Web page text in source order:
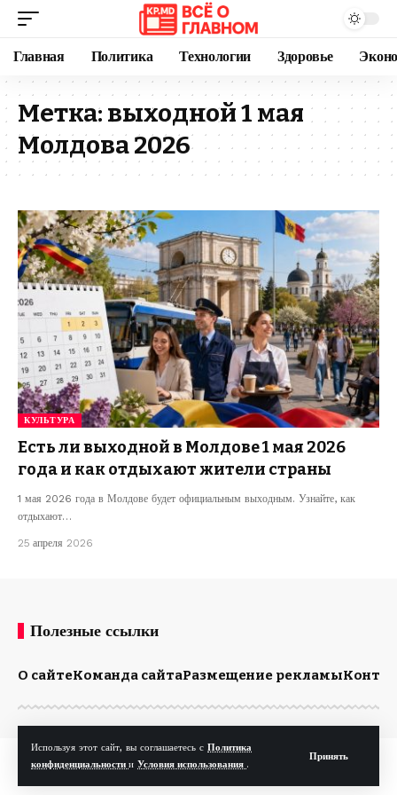
Используя этот сайт, вы соглашаетесь с Политика
конфиденциальности и Условия использования .
Принять
Главная Политика Технологии Здоровье
Метка: выходной 1 мая
Молдова 2026
КУЛЬТУРА
Есть ли выходной в Молдове 1 мая 2026
года и как отдыхают жители страны
1 мая 2026 года в Молдове будет официальным выходным. Узнайте, как
отдыхают…
25 апреля 2026
Полезные ссылки
О сайтеКоманда сайтаРазмещение рекламы
© Kp.md. Все права защищены.